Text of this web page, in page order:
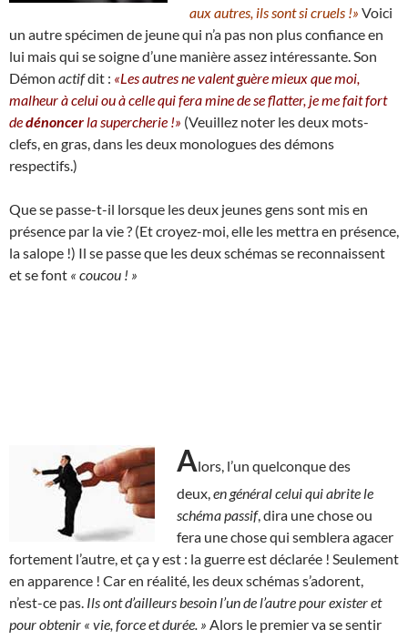
aux autres, ils sont si cruels !» Voici
un autre spécimen de jeune qui n’a pas non plus confiance en
lui mais qui se soigne d’une manière assez intéressante. Son
Démon actifdit : «Les autres ne valent guère mieux que moi,
malheur à celui ou à celle qui fera mine de se flatter, je me fait fort
dedénoncer la supercherie !» (Veuillez noter les deux mots-
clefs, en gras, dans les deux monologues des démons
respectifs.)
Que se passe-t-il lorsque les deux jeunes gens sont mis en
présence par la vie ? (Et croyez-moi, elle les mettra en présence,
la salope !) Il se passe que les deux schémas se reconnaissent
et se font « coucou ! »
Alors, l’un quelconque des
deux, en général celui qui abrite le
schéma passif, dira une chose ou
fera une chose qui semblera agacer
fortement l’autre, et ça y est : la guerre est déclarée ! Seulement
en apparence ! Car en réalité, les deux schémas s’adorent,
n’est-ce pas. Ils ont d’ailleurs besoin l’un de l’autre pour exister et
pour obtenir « vie, force et durée. » Alors le premier va se sentir